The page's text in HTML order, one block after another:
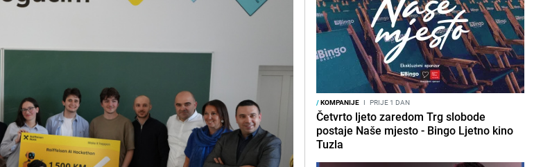
/KOMPANIJE I PRIJE 1 DAN
Četvrto ljeto zaredom Trg slobode
postaje Naše mjesto - Bingo Ljetno kino
Tuzla